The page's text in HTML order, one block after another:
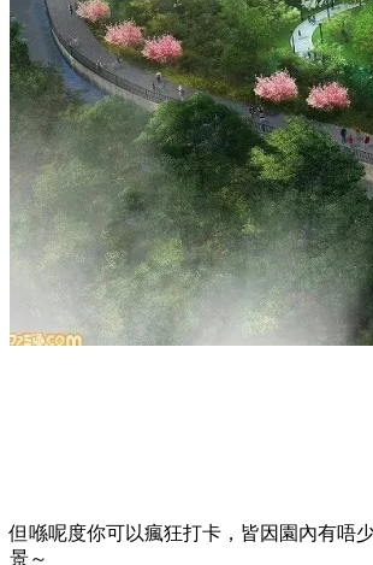
但喺呢度你可以瘋狂打卡，皆因園內有唔
景～